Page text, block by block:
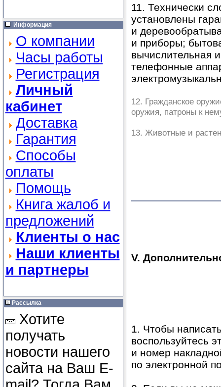
Информация
О компании
Часы работы
Регистрация
Личный
кабинет
Доставка
Гарантия
Способы
оплаты
Помощь
Книга жалоб и
предложений
Клиенты о нас
Наши клиенты
и партнеры
Рассылка
Хотите
получать
новости нашего
сайта на Ваш E-
11. Технически
установлены
и
и приборы;
вычислительная
телефонные
12. Гражданское
оружия, патроны к
13. Животные и
V.
1. Чтобы
воспользуйтесь
и номер
по электронной